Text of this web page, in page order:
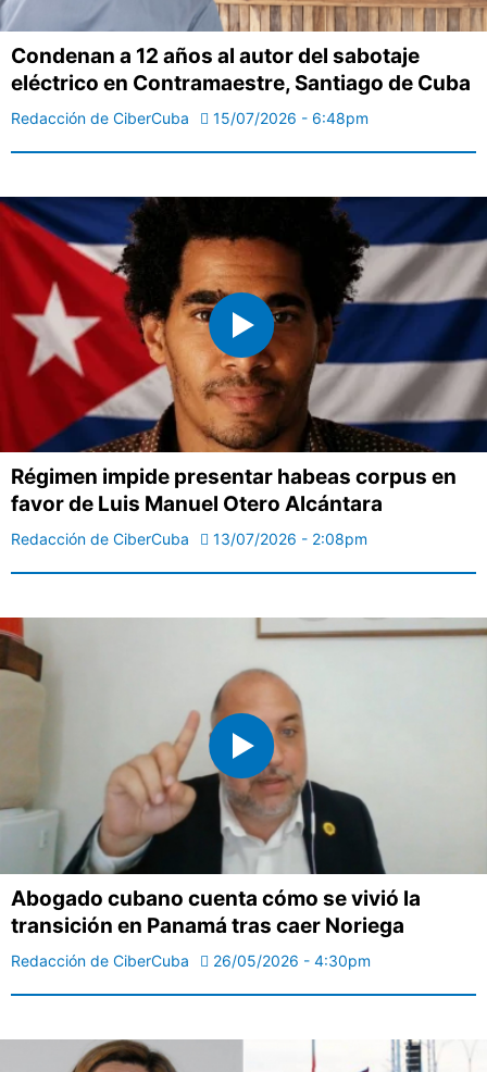
Condenan a 12 años al autor del sabotaje
eléctrico en Contramaestre, Santiago de Cuba
Redacción de CiberCuba 15/07/2026 - 6:48pm
Régimen impide presentar habeas corpus en
favor de Luis Manuel Otero Alcántara
Redacción de CiberCuba 13/07/2026 - 2:08pm
Abogado cubano cuenta cómo se vivió la
transición en Panamá tras caer Noriega
Redacción de CiberCuba 26/05/2026 - 4:30pm